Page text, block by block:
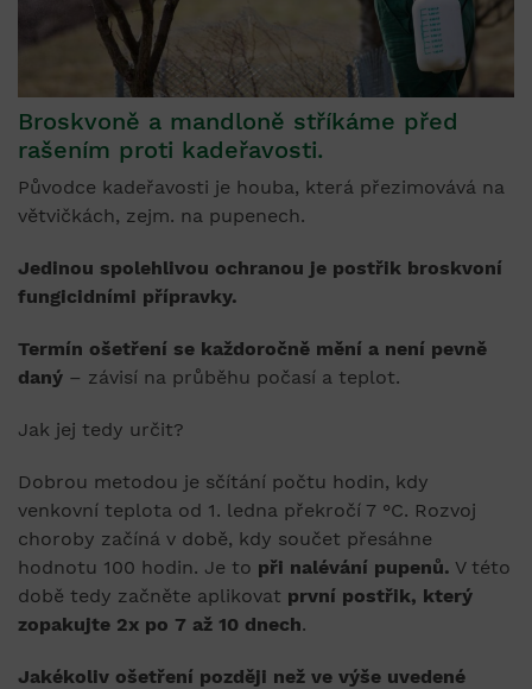
Broskvoně a mandloně stříkáme před
rašením proti kadeřavosti.
Původce kadeřavosti je houba, která přezimovává na
větvičkách, zejm. na pupenech.
Jedinou spolehlivou ochranou je postřik broskvoní
fungicidními přípravky.
Termín ošetření se každoročně mění a není pevně
daný – závisí na průběhu počasí a teplot.
Jak jej tedy určit?
Dobrou metodou je sčítání počtu hodin, kdy
venkovní teplota od 1. ledna překročí 7 °C. Rozvoj
choroby začíná v době, kdy součet přesáhne
hodnotu 100 hodin. Je to při nalévání pupenů. V této
době tedy začněte aplikovat první postřik, který
zopakujte 2x po 7 až 10 dnech.
Jakékoliv ošetření později než ve výše uvedené